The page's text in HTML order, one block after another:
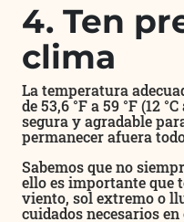
4. Ten
clima
La temperatura
de 53,6 °F a 59 °F (12
segura y agradable
permanecer afuera
Sabemos que no
ello es importante que
viento, sol extremo o
cuidados necesarios